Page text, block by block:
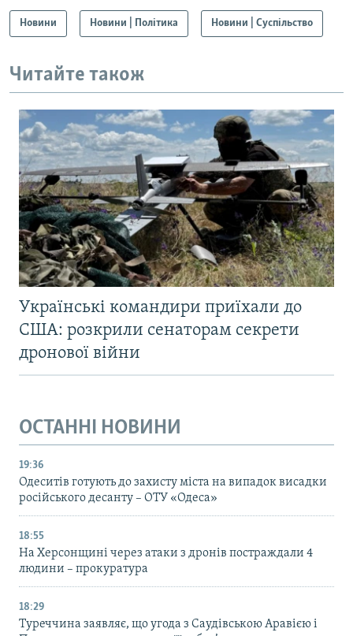
Новини Новини | Політика Новини | Суспільство
Читайте також
Українські командири приїхали до
США: розкрили сенаторам секрети
дронової війни
ОСТАННІ НОВИНИ
19:36
Одеситів готують до захисту міста на випадок висадки
російського десанту – ОТУ «Одеса»
18:55
На Херсонщині через атаки з дронів постраждали 4
людини – прокуратура
18:29
Туреччина заявляє, що угода з Саудівською Аравією і